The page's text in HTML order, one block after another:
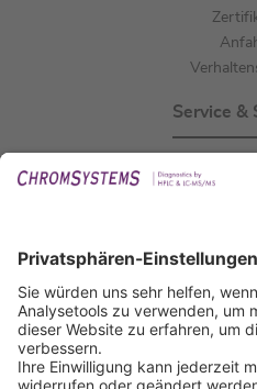
Service &
IFU